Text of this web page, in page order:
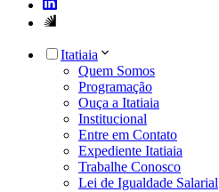
Itatiaia
Quem Somos
Programação
Ouça a Itatiaia
Institucional
Entre em Contato
Expediente Itatiaia
Trabalhe Conosco
Lei de Igualdade Salarial